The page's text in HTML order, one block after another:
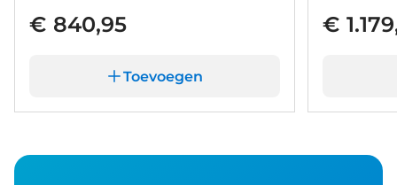
€ 840,95
Toevoegen
€